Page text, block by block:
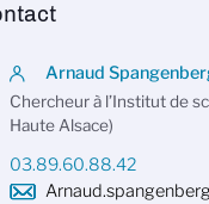
Arnaud
Chercheur à l’Institut de
Haute Alsace)
03.89.60.88.42